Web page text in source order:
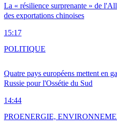
La « résilience surprenante » de
des exportations chinoises
15:17
Quatre pays européens mettent en
Russie pour l'Ossétie du Sud
14:44
POLITIQUE
PROENERGIE,